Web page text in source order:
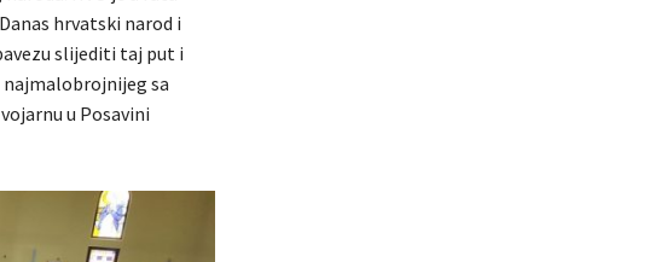
hrvatski narod i
slijediti taj put i
sa
u Posavini